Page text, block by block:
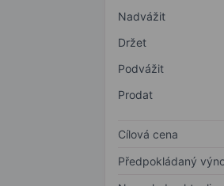
Nadvážit
Držet
Podvážit
Prodat
Cílová cena
Předpokládaný